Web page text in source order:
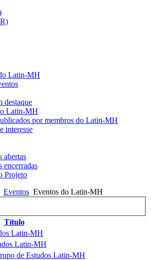
Latin-MH
destaque
Latin-MH
por membros do Latin-MH
interesse
abertas
encerradas
Projeto
Eventos Eventos do Latin-MH
Título
Latin-MH
Latin-MH
de Estudos Latin-MH